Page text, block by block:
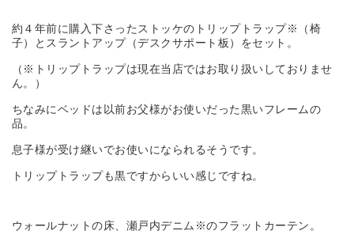
約４年前に購入下さったストッケのトリップトラップ※（椅
子）とスラントアップ（デスクサポート板）をセット。
（※トリップトラップは現在当店ではお取り扱いしておりませ
ん。）
ちなみにベッドは以前お父様がお使いだった黒いフレームの
品。
息子様が受け継いでお使いになられるそうです。
トリップトラップも黒ですからいい感じですね。
ウォールナットの床、瀬戸内デニム※のフラットカーテン。